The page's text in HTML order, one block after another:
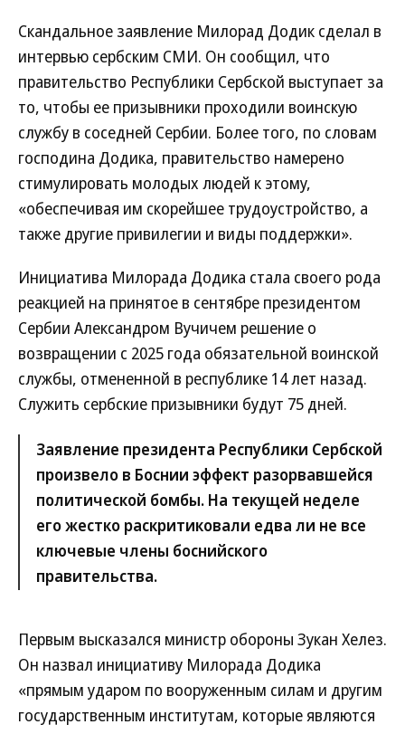
Скандальное заявление Милорад Додик сделал в
интервью сербским СМИ. Он сообщил, что
правительство Республики Сербской выступает за
то, чтобы ее призывники проходили воинскую
службу в соседней Сербии. Более того, по словам
господина Додика, правительство намерено
стимулировать молодых людей к этому,
«обеспечивая им скорейшее трудоустройство, а
также другие привилегии и виды поддержки».
Инициатива Милорада Додика стала своего рода
реакцией на принятое в сентябре президентом
Сербии Александром Вучичем решение о
возвращении с 2025 года обязательной воинской
службы, отмененной в республике 14 лет назад.
Служить сербские призывники будут 75 дней.
Заявление президента Республики Сербской
произвело в Боснии эффект разорвавшейся
политической бомбы. На текущей неделе
его жестко раскритиковали едва ли не все
ключевые члены боснийского
правительства.
Первым высказался министр обороны Зукан Хелез.
Он назвал инициативу Милорада Додика
«прямым ударом по вооруженным силам и другим
государственным институтам, которые являются